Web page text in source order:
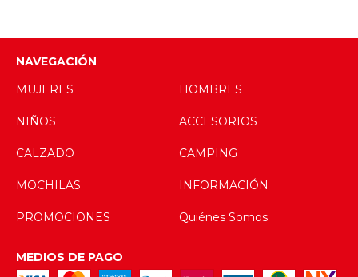
NAVEGACIÓN
MUJERES
HOMBRES
NIÑOS ACCESORIOS
CALZADO CAMPING
MOCHILAS INFORMACIÓN
PROMOCIONES Quiénes Somos
MEDIOS DE PAGO